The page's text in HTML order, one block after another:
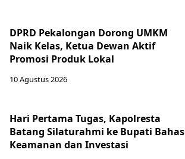
DPRD Pekalongan Dorong UMKM
Naik Kelas, Ketua Dewan Aktif
Promosi Produk Lokal
10 Agustus 2026
Hari Pertama Tugas, Kapolresta
Batang Silaturahmi ke Bupati Bahas
Keamanan dan Investasi